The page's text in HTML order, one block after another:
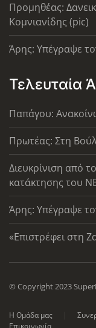
Προμηθέας:
Κομνιανίδης (pic)
Άρης: Υπέγραψε
Τελευταία
Παπάγου:
Πρωτέας: Στη
Διευκρίνιση από
κατάκτησης του
Άρης: Υπέγραψε
«Επιστρέφει στη
© Copyright 2023
Η Ομάδα μας